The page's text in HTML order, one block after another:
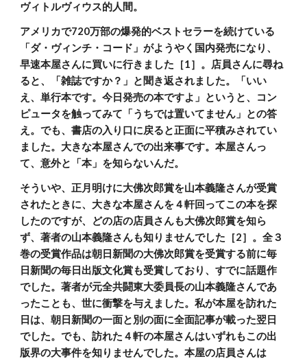
ヴィトルヴィウス的人間。
アメリカで720万部の爆発的ベストセラーを続けている
「ダ・ヴィンチ・コード」がようやく国内発売になり、
早速本屋さんに買いに行きました［1］。店員さんに尋ね
ると、「雑誌ですか？」と聞き返されました。「いい
え、単行本です。今日発売の本ですよ」というと、コン
ピュータを触ってみて「うちでは置いてません」との答
え。でも、書店の入り口に戻ると正面に平積みされてい
ました。大きな本屋さんでの出来事です。本屋さんっ
て、意外と「本」を知らないんだ。
そういや、正月明けに大佛次郎賞を山本義隆さんが受賞
されたときに、大きな本屋さんを４軒回ってこの本を探
したのですが、どの店の店員さんも大佛次郎賞を知ら
ず、著者の山本義隆さんも知りませんでした［2］。全３
巻の受賞作品は朝日新聞の大佛次郎賞を受賞する前に毎
日新聞の毎日出版文化賞も受賞しており、すでに話題作
でした。著者が元全共闘東大委員長の山本義隆さんであ
ったことも、世に衝撃を与えました。私が本屋を訪れた
日は、朝日新聞の一面と別の面に全面記事が載った翌日
でした。でも、訪れた４軒の本屋さんはいずれもこの出
版界の大事件を知りませんでした。本屋の店員さんは